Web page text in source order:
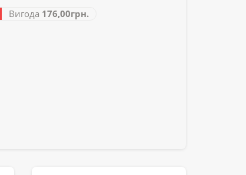
Вигода 176,00грн.